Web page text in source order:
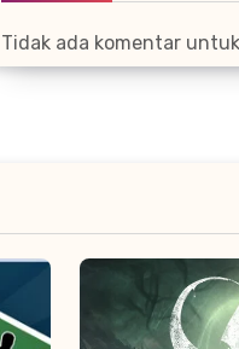
Tidak ada komentar